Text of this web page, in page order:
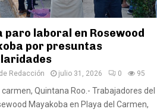
paro laboral en Rosewood
por presuntas
Redacción julio 31, 2026 0 95
carmen, Quintana Roo.- Trabajadores del
Mayakoba en Playa del Carmen,